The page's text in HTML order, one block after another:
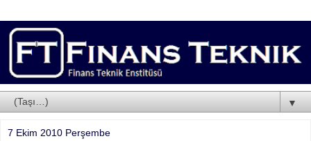
▼
7 Ekim 2010 Perşembe